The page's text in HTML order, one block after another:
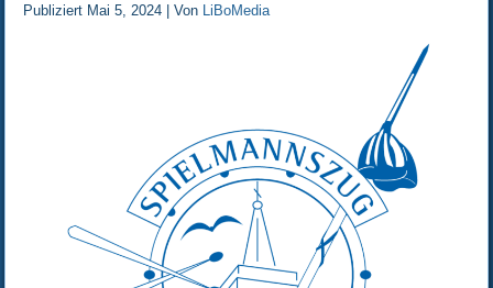
Publiziert Mai 5, 2024 |Von LiBoMedia